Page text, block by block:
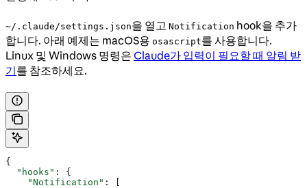
~/.claude/settings.json을 열고 Notification hook을 추가
합니다. 아래 예제는 macOS용 osascript를 사용합니다.
Linux 및 Windows 명령은 Claude가 입력이 필요할 때 알림 받
기를 참조하세요.
{
  "hooks"
: {
    "Notification"
: [